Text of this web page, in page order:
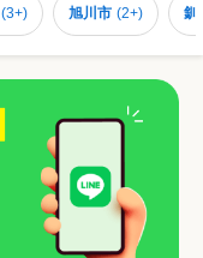
(3+) 旭川市 (2+) 釧